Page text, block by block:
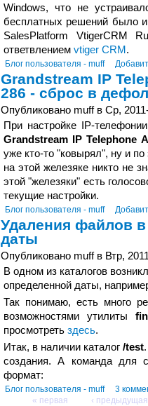
Windows, что не
бесплатных решений было
SalesPlatform VtigerCRM
ответвлением vtiger CRM.
Блог пользователя - muff
Grandstream IP
286 - сброс в
Опубликовано muff в Ср,
При настройке IP-
Grandstream IP Telephone
уже кто-то "ковырял", ну и
на этой железяке никто не
этой "железяки" есть
текущие настройки.
Блог пользователя - muff
Удаления файлов в
даты
Опубликовано muff в Втр,
В одном из каталогов
определенной даты,
Так понимаю, есть много
возможностями утилиты
просмотреть здесь.
Итак, в наличии каталог /test
создания. А команда для
формат:
Блог пользователя - muff
3
« первая
‹ предыдущая